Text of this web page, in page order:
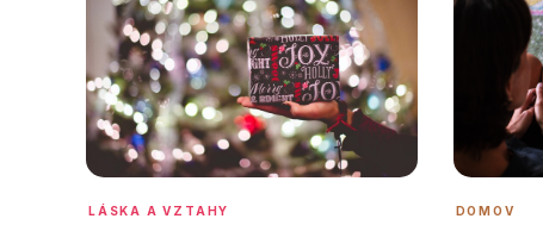
LÁSKA A VZTAHY DOMOV